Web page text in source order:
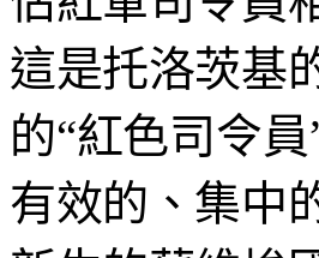
這是托洛茨基
的“紅色司令
有效的、集中